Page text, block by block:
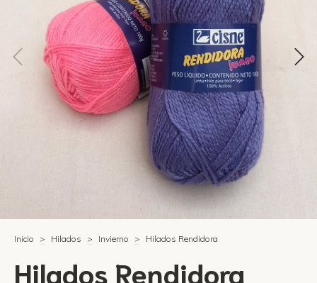
Inicio > Hilados > Invierno > Hilados Rendidora
Hilados Rendidora